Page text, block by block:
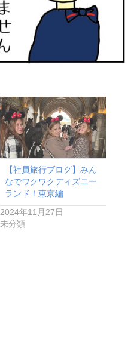
【社員旅行ブログ】みん
なでワクワクディズニー
ランド！東京編
2024年11月27日
未分類